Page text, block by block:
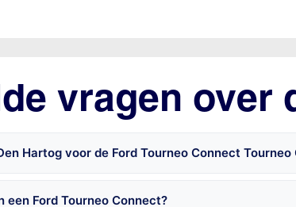
vragen over
Hartog voor de Ford Tourneo Connect Tourneo
Ford Tourneo Connect?